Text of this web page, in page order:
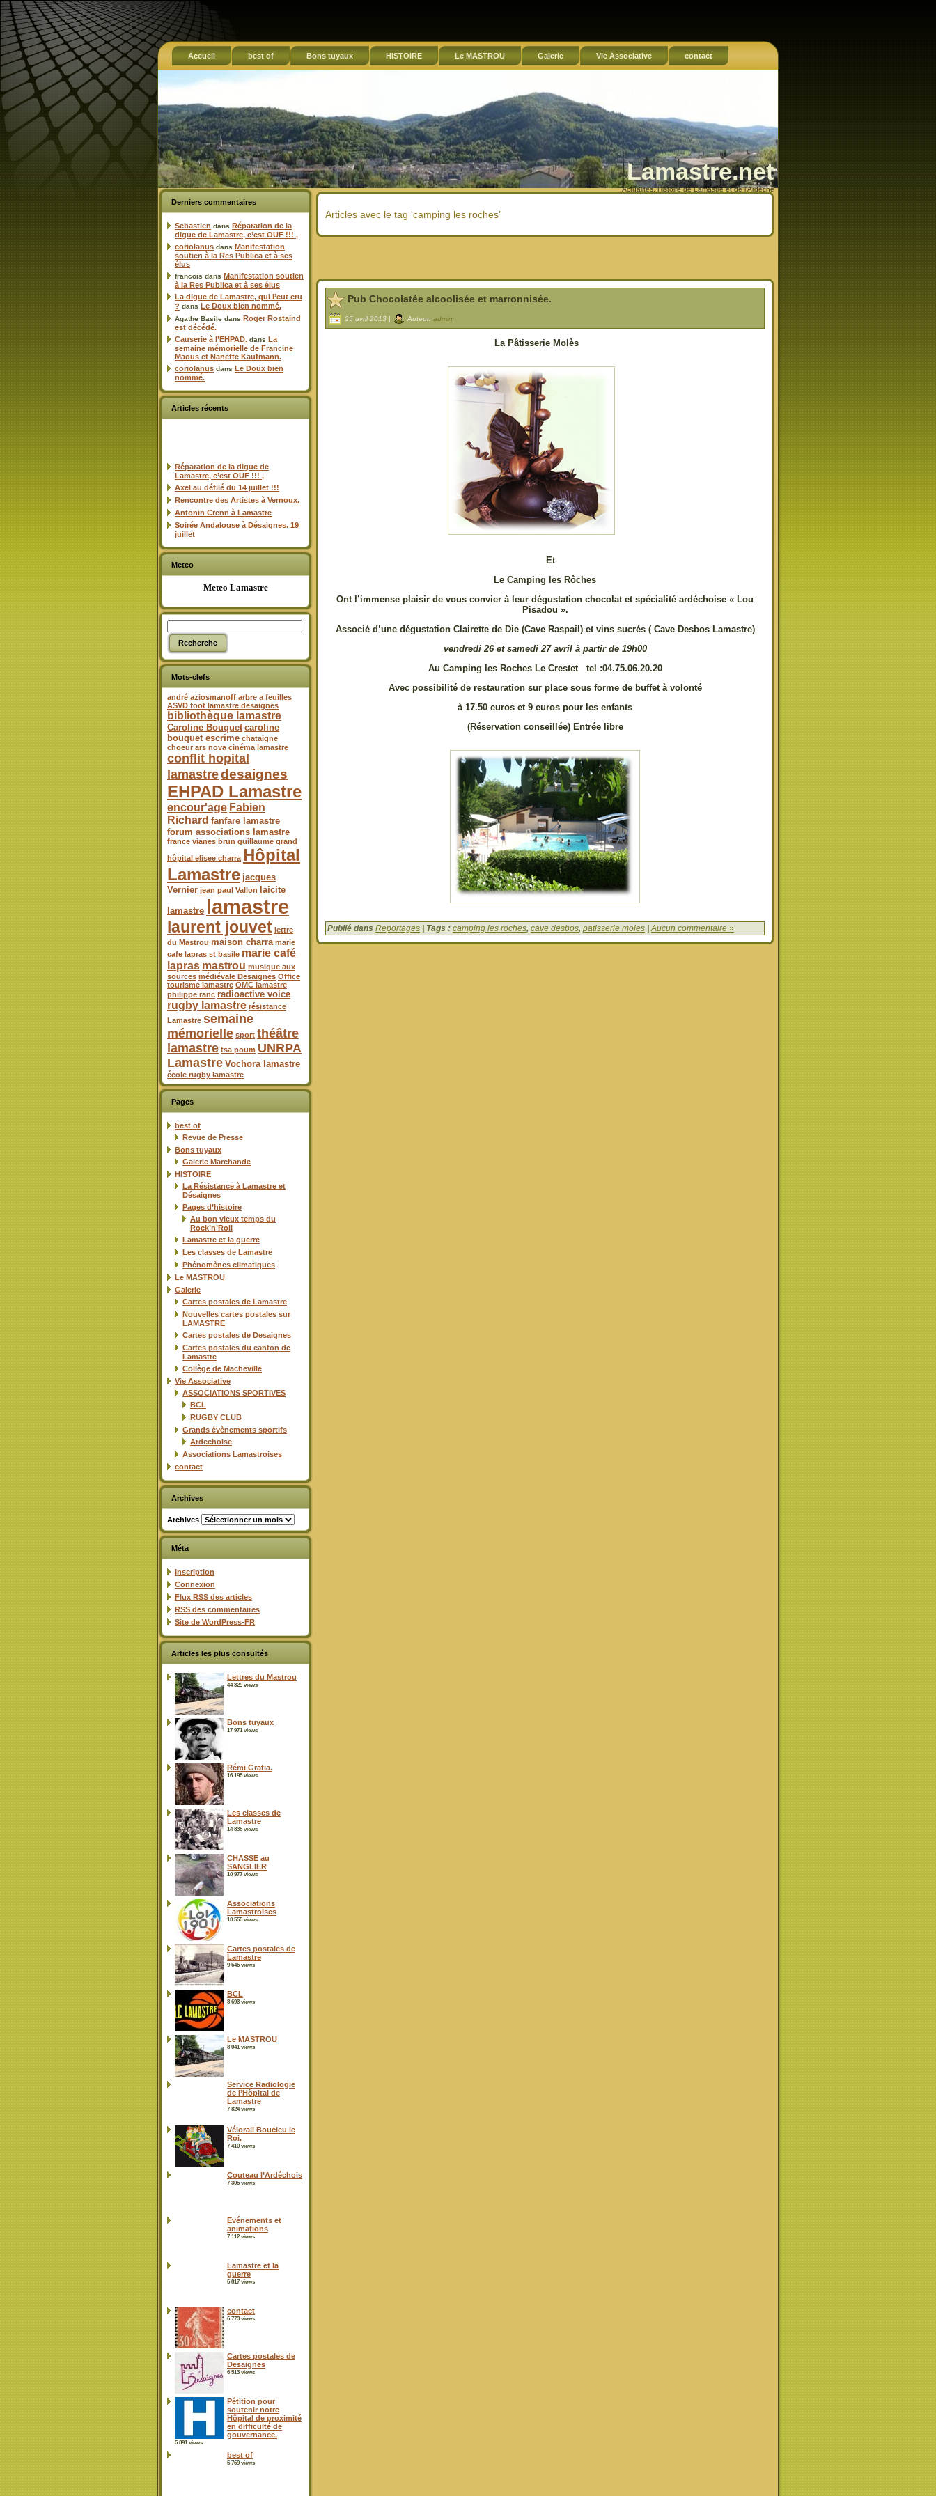
Accueil best of Bons tuyaux HISTOIRE Le MASTROU Galerie Vie Associative contact
Lamastre.net
Actualités, Histoire de Lamastre et de l'Ardèche
Derniers commentaires
Sebastien dans Réparation de la
digue de Lamastre, c’est OUF !!! ,
coriolanus dans Manifestation
soutien à la Res Publica et à ses
élus
francois dans Manifestation soutien
à la Res Publica et à ses élus
La digue de Lamastre, qui l’eut cru
? dans Le Doux bien nommé.
Agathe Basile dans Roger Rostaind
est décédé.
Causerie à l’EHPAD. dans La
semaine mémorielle de Francine
Maous et Nanette Kaufmann.
coriolanus dans Le Doux bien
nommé.
Articles récents
Réparation de la digue de
Lamastre, c’est OUF !!! ,
Axel au défilé du 14 juillet !!!
Rencontre des Artistes à Vernoux.
Antonin Crenn à Lamastre
Soirée Andalouse à Désaignes. 19
juillet
Meteo
Meteo Lamastre
Mots-clefs
andré aziosmanoff arbre a feuilles
ASVD foot lamastre desaignes
bibliothèque lamastre
Caroline Bouquet caroline
bouquet escrime chataigne
choeur ars nova cinéma lamastre
conflit hopital
lamastredesaignes
EHPAD Lamastre
encour'age Fabien
Richard fanfare lamastre
forum associations lamastre
france vianes brun guillaume grand
hôpital elisee charra Hôpital
Lamastre jacques
Vernier jean paul Vallon
laicite
lamastre lamastre
laurent jouvet lettre
du Mastrou maison charra marie
cafe lapras st basile marie café
lapras mastrou musique aux
sources médiévale Desaignes Office
tourisme lamastre OMC lamastre
philippe ranc radioactive voice
rugby lamastre résistance
Lamastre semaine
mémorielle sport théâtre
lamastre tsa poum UNRPA
Lamastre Vochora lamastre
école rugby lamastre
Pages
best of
Revue de Presse
Bons tuyaux
Galerie Marchande
HISTOIRE
La Résistance à Lamastre et
Désaignes
Pages d’histoire
Au bon vieux temps du
Rock’n’Roll
Lamastre et la guerre
Les classes de Lamastre
Phénomènes climatiques
Le MASTROU
Galerie
Cartes postales de Lamastre
Nouvelles cartes postales sur
LAMASTRE
Cartes postales de Desaignes
Cartes postales du canton de
Lamastre
Collège de Macheville
Vie Associative
ASSOCIATIONS SPORTIVES
BCL
RUGBY CLUB
Grands évènements sportifs
Ardechoise
Associations Lamastroises
contact
Archives
Archives
Méta
Inscription
Connexion
Flux RSS des articles
RSS des commentaires
Site de WordPress-FR
Articles les plus consultés
Lettres du Mastrou
44 329 views
Bons tuyaux
17 971 views
Rémi Gratia.
16 195 views
Les classes de
Lamastre
14 836 views
CHASSE au
SANGLIER
10 977 views
Associations
Lamastroises
10 555 views
Cartes postales de
Lamastre
9 645 views
BCL
8 693 views
Le MASTROU
8 041 views
Service Radiologie
de l’Hôpital de
Lamastre
7 824 views
Vélorail Boucieu le
Roi.
7 410 views
Couteau l’Ardéchois
7 305 views
Evénements et
animations
7 112 views
Lamastre et la
guerre
6 817 views
contact
6 773 views
Cartes postales de
Desaignes
6 513 views
Pétition pour
soutenir notre
Hôpital de proximité
en difficulté de
gouvernance.
5 891 views
best of
5 769 views
Articles avec le tag ‘camping les roches’
Pub Chocolatée alcoolisée et marronnisée.
25 avril 2013 | Auteur: admin
La Pâtisserie Molès
Et
Le Camping les Rôches
Ont l’immense plaisir de vous convier à leur dégustation chocolat et spécialité ardéchoise « Lou
Pisadou ».
Associé d’une dégustation Clairette de Die (Cave Raspail) et vins sucrés ( Cave Desbos Lamastre)
vendredi 26 et samedi 27 avril à partir de 19h00
Au Camping les Roches Le Crestet tel :04.75.06.20.20
Avec possibilité de restauration sur place sous forme de buffet à volonté
à 17.50 euros et 9 euros pour les enfants
(Réservation conseillée) Entrée libre
Publié dans Reportages | Tags : camping les roches, cave desbos, patisserie moles |Aucun commentaire »